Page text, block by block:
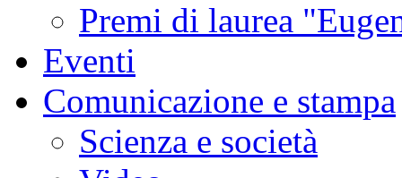
Premi di laurea
Eventi
Comunicazione e stampa
Scienza e società